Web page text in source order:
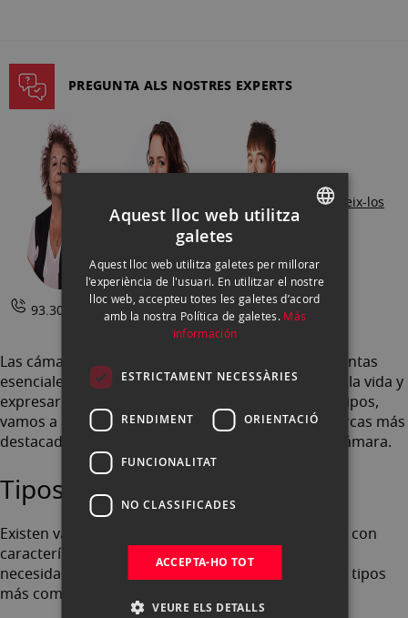
PREGUNTA ALS NOSTRES EXPERTS
coneix-los
93.302.73.63 |Contactar
Las cámaras de fotos son aún hoy en día herramientas
esenciales para capturar momentos especiales de la vida y
expresar nuestra creatividad. Las hay de muchos tipos,
vamos a analizarlos uno por uno, así como las marcas más
destacadas y consejos a la hora de comprar una cámara.
Tipos de cámaras de fotos
Existen varios tipos de cámaras de fotos, cada una con
características únicas que se adaptan a diferentes
necesidades y estilos de fotografía. Algunos de los tipos
más comunes son:
ENGLISH
CATALAN
Aquest lloc web utilitza
galetes
Aquest lloc web utilitza galetes per millorar
l'experiència de l'usuari. En utilitzar el nostre
lloc web, accepteu totes les galetes d’acord
amb la nostra Política de galetes. Más
información
ESTRICTAMENT NECESSÀRIES
RENDIMENT ORIENTACIÓ
FUNCIONALITAT
NO CLASSIFICADES
ACCEPTA-HO TOT
VEURE ELS DETALLS